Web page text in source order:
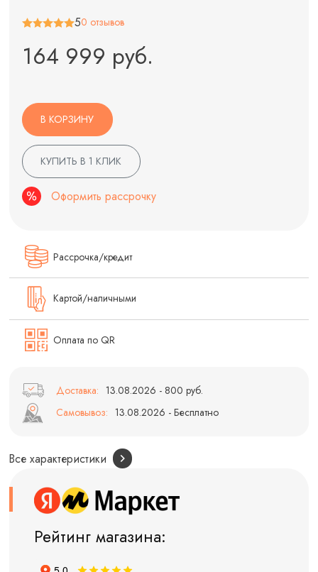
50 отзывов
164 999 руб.
В КОРЗИНУ
КУПИТЬ В 1 КЛИК
Оформить рассрочку
Рассрочка/кредит
Картой/наличными
Оплата по QR
Доставка: 13.08.2026 - 800 руб.
Самовывоз: 13.08.2026 - Бесплатно
Все характеристики
Рейтинг магазина: